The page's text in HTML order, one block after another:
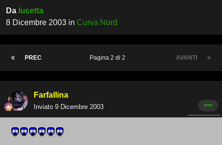
Da lucetta
8 Dicembre 2003 in Curva Nord
PREC AVANTI
Pagina 2 di 2
Farfallina
Inviato 9 Dicembre 2003